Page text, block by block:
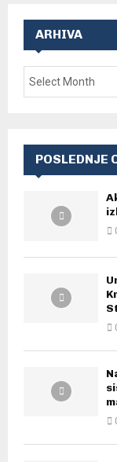
ARHIVA
POSLEDNJE